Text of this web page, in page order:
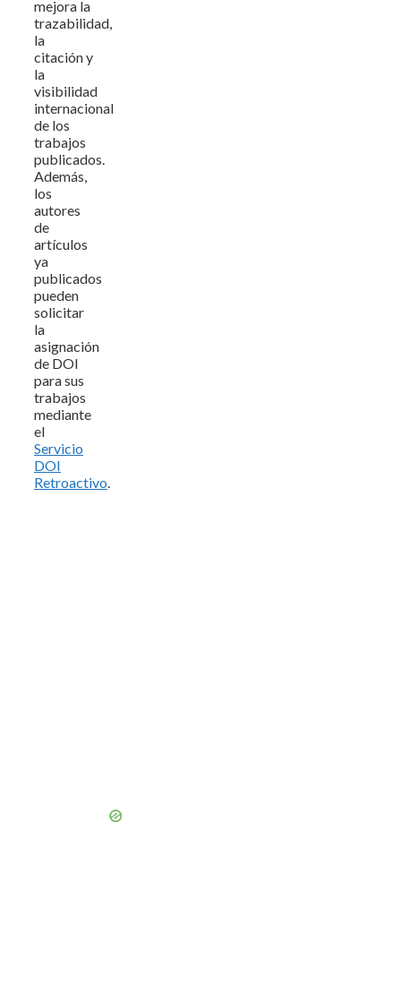
mejora la
trazabilidad,
la
citación y
la
visibilidad
internacional
de los
trabajos
publicados.
Además,
los
autores
de
artículos
ya
publicados
pueden
solicitar
la
asignación
de DOI
para sus
trabajos
mediante
el
Servicio
DOI
Retroactivo.